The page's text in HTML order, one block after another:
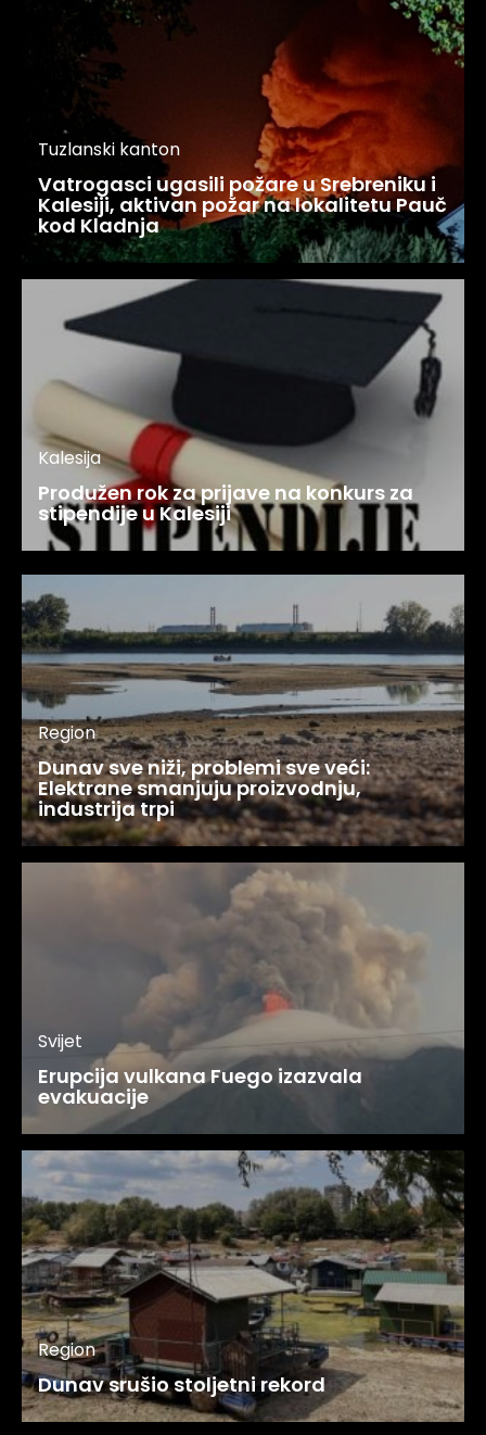
Tuzlanski kanton
Vatrogasci ugasili požare u Srebreniku i
Kalesiji, aktivan požar na lokalitetu Pauč
kod Kladnja
Kalesija
Produžen rok za prijave na konkurs za
stipendije u Kalesiji
Region
Dunav sve niži, problemi sve veći:
Elektrane smanjuju proizvodnju,
industrija trpi
Svijet
Erupcija vulkana Fuego izazvala
evakuacije
Region
Dunav srušio stoljetni rekord